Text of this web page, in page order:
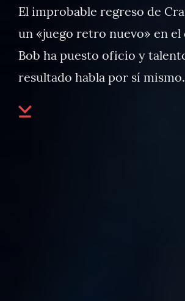
El improbable regreso de
un «juego retro nuevo» en
Bob ha puesto oficio y
resultado habla por sí mismo.